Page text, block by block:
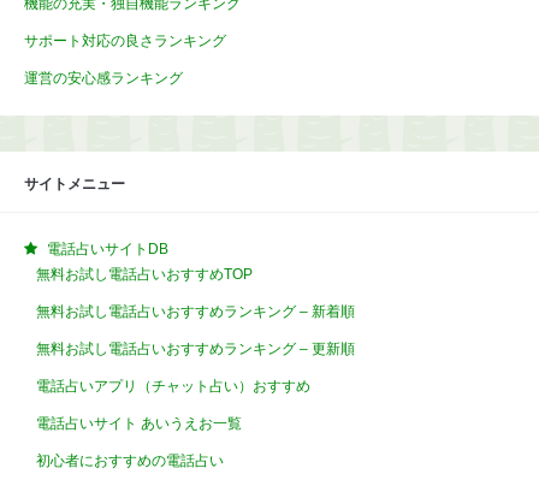
機能の充実・独自機能ランキング
サポート対応の良さランキング
運営の安心感ランキング
サイトメニュー
電話占いサイトDB
無料お試し電話占いおすすめTOP
無料お試し電話占いおすすめランキング – 新着順
無料お試し電話占いおすすめランキング – 更新順
電話占いアプリ（チャット占い）おすすめ
電話占いサイト あいうえお一覧
初心者におすすめの電話占い